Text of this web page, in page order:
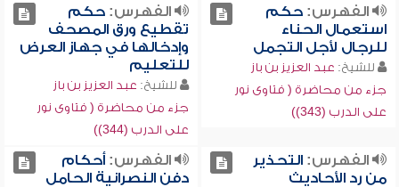
الفهرس:حكم
استعمال الحناء
للرجال لأجل التجمل
للشيخ: عبد العزيز بن باز
جزء من محاضرة ( فتاوى نور
على الدرب (343))
الفهرس:حكم
تقطيع ورق المصحف
وإدخالها في جهاز العرض
للتعليم
للشيخ: عبد العزيز بن باز
جزء من محاضرة ( فتاوى نور
على الدرب (344))
الفهرس:التحذير
من رد الأحاديث
الفهرس:أحكام
دفن النصرانية الحامل